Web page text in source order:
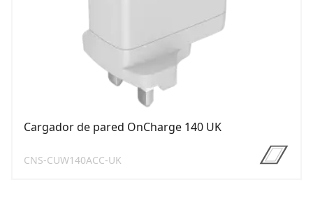
Cargador de pared OnCharge 140 UK
CNS-CUW140ACC-UK